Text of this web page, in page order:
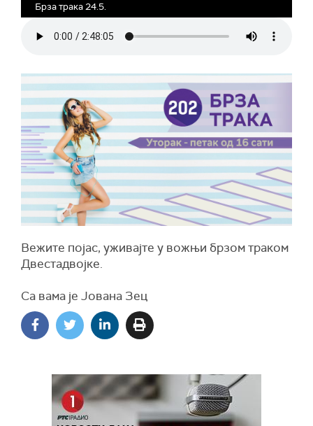
Брза трака 24.5.
Вежите појас, уживајте у вожњи брзом траком
Двестадвојке.
Са вама је Јована Зец